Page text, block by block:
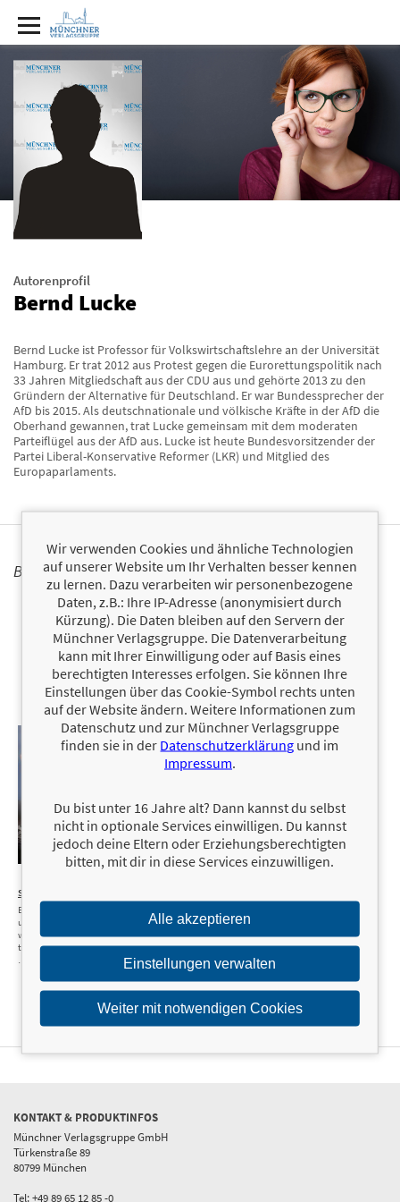
Autorenprofil
Bernd Lucke
Bernd Lucke ist Professor für Volkswirtschaftslehre an der Universität
Hamburg. Er trat 2012 aus Protest gegen die Eurorettungspolitik nach
33 Jahren Mitgliedschaft aus der CDU aus und gehörte 2013 zu den
Gründern der Alternative für Deutschland. Er war Bundessprecher der
AfD bis 2015. Als deutschnationale und völkische Kräfte in der AfD die
Oberhand gewannen, trat Lucke gemeinsam mit dem moderaten
Parteiflügel aus der AfD aus. Lucke ist heute Bundesvorsitzender der
Partei Liberal-Konservative Reformer (LKR) und Mitglied des
Europaparlaments.
BÜCHER
Systemausfall
Europa, Deutschland
und die AfD: Warum
wir von Krise zu Krise
taumeln und wie wir
KONTAKT & PRODUKTINFOS
Münchner Verlagsgruppe GmbH
Türkenstraße 89
80799 München
Tel: +49 89 65 12 85 -0
Wir verwenden Cookies und ähnliche Technologien
auf unserer Website um Ihr Verhalten besser kennen
zu lernen. Dazu verarbeiten wir personenbezogene
Daten, z.B.: Ihre IP-Adresse (anonymisiert durch
Kürzung). Die Daten bleiben auf den Servern der
Münchner Verlagsgruppe. Die Datenverarbeitung
kann mit Ihrer Einwilligung oder auf Basis eines
berechtigten Interesses erfolgen. Sie können Ihre
Einstellungen über das Cookie-Symbol rechts unten
auf der Website ändern. Weitere Informationen zum
Datenschutz und zur Münchner Verlagsgruppe
finden sie in der Datenschutzerklärung und im
Impressum.
Du bist unter 16 Jahre alt? Dann kannst du selbst
nicht in optionale Services einwilligen. Du kannst
jedoch deine Eltern oder Erziehungsberechtigten
bitten, mit dir in diese Services einzuwilligen.
Alle akzeptieren
Einstellungen verwalten
Weiter mit notwendigen Cookies